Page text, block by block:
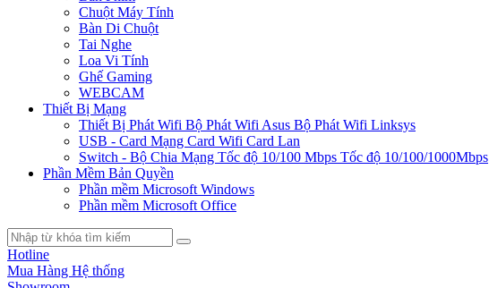
Chuột Máy Tính
Bàn Di Chuột
Tai Nghe
Loa Vi Tính
Ghế Gaming
WEBCAM
Thiết Bị Mạng
Thiết Bị Phát Wifi Bộ Phát Wifi Asus Bộ Phát Wifi Linksys
USB - Card Mạng Card Wifi Card Lan
Switch - Bộ Chia Mạng Tốc độ 10/100 Mbps Tốc độ 10/100/1000Mbps
Phần Mềm Bản Quyền
Phần mềm Microsoft Windows
Phần mềm Microsoft Office
Hotline
Mua Hàng Hệ thống